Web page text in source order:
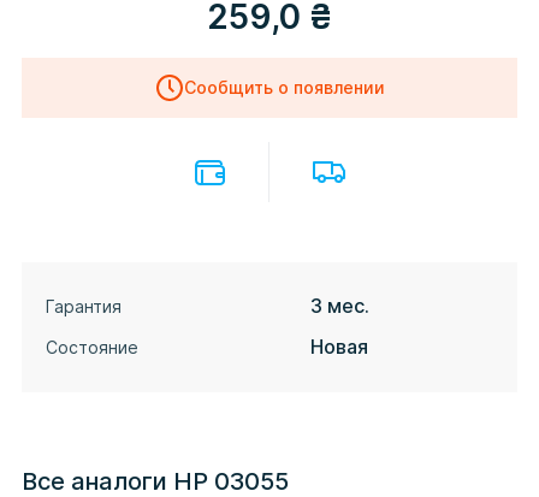
259,0 ₴
Сообщить о появлении
Гарантия 3 мес.
Состояние Новая
Все аналоги HP 03055